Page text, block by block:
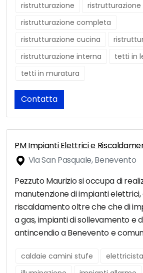
ristrutturazione
ristrutturazione
ristrutturazione completa
ristrutturazione cucina
ristrutturazione interna
tetti in
tetti in muratura
Contatta
PM Impianti Elettrici e
Via San Pasquale, Benevento
Pezzuto Maurizio si occupa di
manutenzione di impianti
riscaldamento oltre che che di
a gas, impianti di sollevamento e
antincendio a Benevento e
caldaie camini stufe elettricista